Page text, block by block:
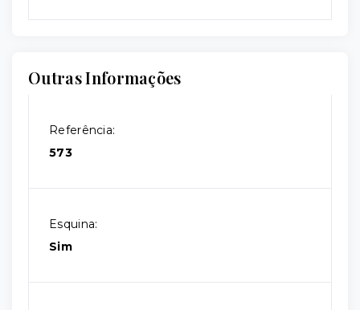
Outras Informações
Referência:
573
Esquina:
Sim